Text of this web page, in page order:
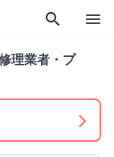
search menu
理業者・プ